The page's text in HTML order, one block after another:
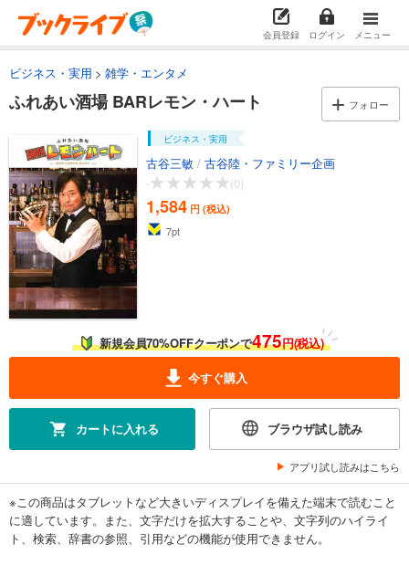
会員登録 ログイン メニュー
ビジネス・実用 雑学・エンタメ
ふれあい酒場 BARレモン・ハート フォロー
ビジネス・実用
古谷三敏 / 古谷陸・ファミリー企画
-
(0)
1,584 円 (税込)
7pt
新規会員70%OFFクーポンで475円(税込)
今すぐ購入
カートに入れる ブラウザ試し読み
アプリ試し読みはこちら
※この商品はタブレットなど大きいディスプレイを備えた端末で読むこと
に適しています。また、文字だけを拡大することや、文字列のハイライ
ト、検索、辞書の参照、引用などの機能が使用できません。